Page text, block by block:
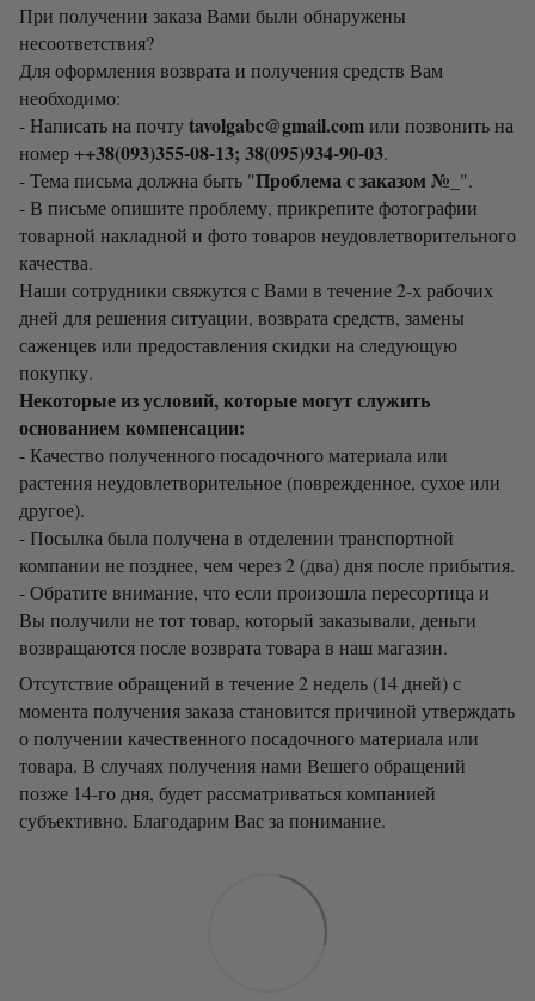
При получении заказа Вами были обнаружены
несоответствия?
Для оформления возврата и получения средств Вам
необходимо:
- Написать на почтуtavolgabc@gmail.comили позвонить на
номер ++38(093)355-08-13; 38(095)934-90-03.
- Тема письма должна быть "Проблема с заказом №_ ".
- В письме опишите проблему, прикрепите фотографии
товарной накладной и фото товаров неудовлетворительного
качества.
Наши сотрудники свяжутся с Вами в течение 2-х рабочих
дней для решения ситуации, возврата средств, замены
саженцев или предоставления скидки на следующую
покупку.
Некоторые из условий, которые могут служить
основанием компенсации:
- Качество полученного посадочного материала или
растения неудовлетворительное (поврежденное, сухое или
другое).
- Посылка была получена в отделении транспортной
компании не позднее, чем через 2 (два) дня после прибытия.
- Обратите внимание, что если произошла пересортица и
Вы получили не тот товар, который заказывали, деньги
возвращаются после возврата товара в наш магазин.
Отсутствие обращений в течение 2 недель (14 дней) с
момента получения заказа становится причиной утверждать
о получении качественного посадочного материала или
товара. В случаях получения нами Вешего обращений
позже 14-го дня, будет рассматриваться компанией
субъективно. Благодарим Вас за понимание.